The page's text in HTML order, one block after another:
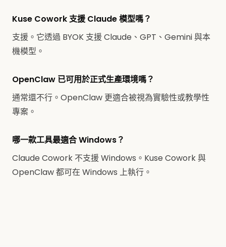
Kuse Cowork 支援 Claude 模型嗎？
支援。它透過 BYOK 支援 Claude、GPT、Gemini 與本
機模型。
OpenClaw 已可用於正式生產環境嗎？
通常還不行。OpenClaw 更適合被視為實驗性或教學性
專案。
哪一款工具最適合 Windows？
Claude Cowork 不支援 Windows。Kuse Cowork 與
OpenClaw 都可在 Windows 上執行。